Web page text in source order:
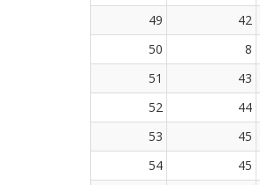
49
42
50
8
51
43
52
44
53
45
54
45